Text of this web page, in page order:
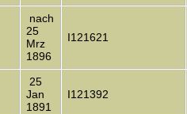
nach
25
Mrz
1896
I121621
25
Jan
1891
I121392